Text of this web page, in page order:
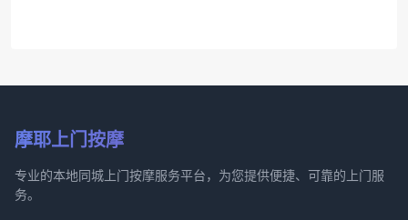
摩耶上门按摩
专业的本地同城上门按摩服务平台，为您提供便捷、可靠的上门服
务。